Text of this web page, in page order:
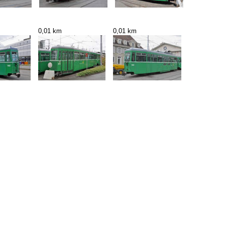
0,01 km 0,01 km